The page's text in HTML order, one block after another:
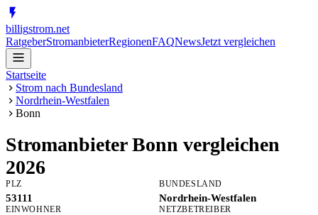
billigstrom.net
RatgeberStromanbieterRegionenFAQNewsJetzt vergleichen
Startseite
Strom nach Bundesland
Nordrhein-Westfalen
Bonn
StromanbieterBonn vergleichen
2026
PLZ
53111
BUNDESLAND
Nordrhein-Westfalen
EINWOHNER NETZBETREIBER